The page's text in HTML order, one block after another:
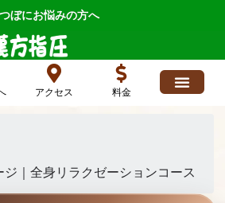
ぼにお悩みの方へ
アクセス 料金
｜全身リラクゼーションコース